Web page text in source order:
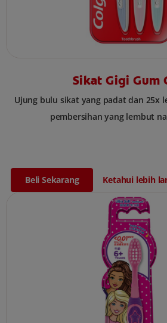
Sikat Gigi Gum
Ujung bulu sikat yang padat dan 25x
pembersihan yang lembut
Beli Sekarang Ketahui lebih